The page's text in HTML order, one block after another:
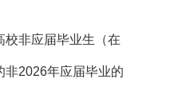
校非应届毕业生（在
非2026年应届毕业的